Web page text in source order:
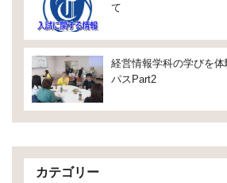
て
経営情報学科の学びを
パスPart2
カテゴリー